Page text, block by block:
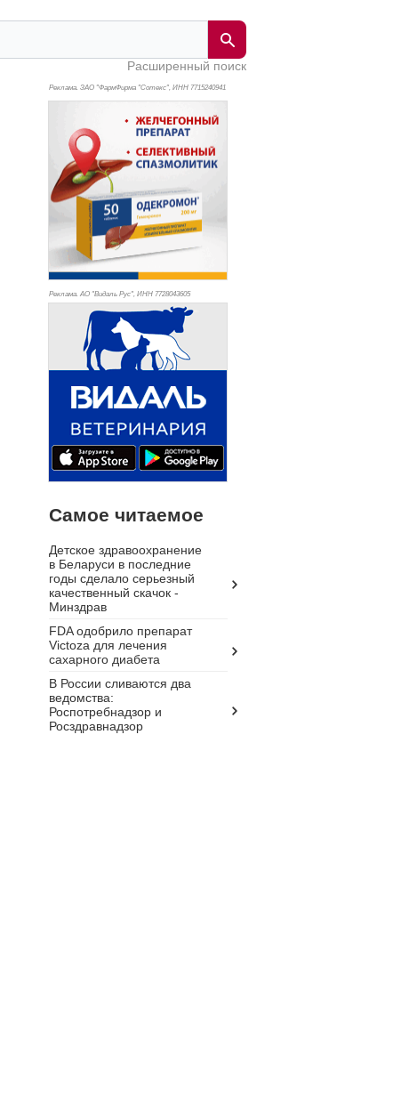
Расширенный поиск
Реклама. ЗАО "ФармФирма "Сотекс", ИНН 7715240941
Реклама. АО "Видаль Рус", ИНН 7728043605
Самое читаемое
Детское здравоохранение
в Беларуси в последние
годы сделало серьезный
качественный скачок -
Минздрав
FDA одобрило препарат
Victoza для лечения
сахарного диабета
В России сливаются два
ведомства:
Роспотребнадзор и
Росздравнадзор